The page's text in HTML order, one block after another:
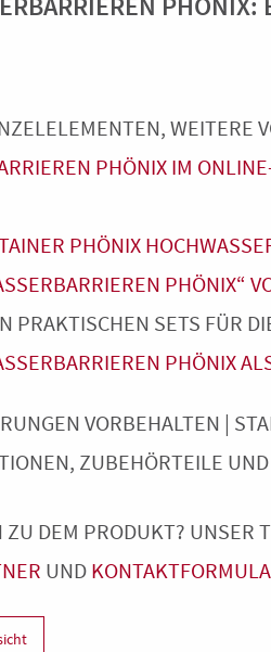
WEITERE
PHÖNIX IM
PHÖNIX
PHÖNIX“
PRAKTISCHEN SETS FÜR
PHÖNIX
VORBEHALTEN |
ZUBEHÖRTEILE
ZU DEM PRODUKT? UNSER
UND